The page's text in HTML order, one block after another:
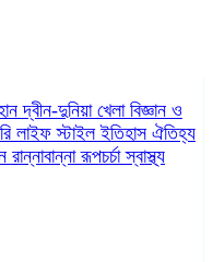
দ্বীন-দুনিয়া খেলা বিজ্ঞান ও
লাইফ স্টাইলইতিহাস ঐতিহ্য
রান্নাবান্নারূপচর্চাস্বাস্থ্য